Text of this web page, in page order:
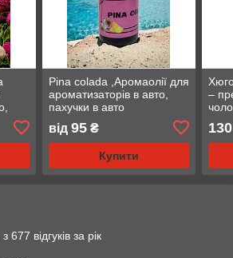
Pina colada ,Аромаолії для
ароматизаторів в авто,
пахучки в авто
від 95₴
Купити
–
130
677 відгуків за рік